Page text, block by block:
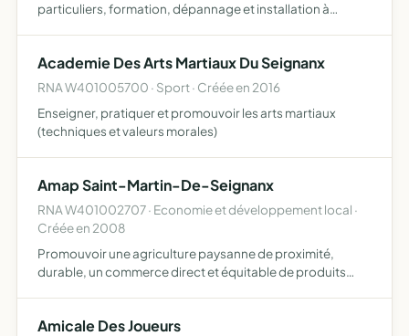
particuliers, formation, dépannage et installation à
Academie Des Arts Martiaux Du Seignanx
RNA W401005700 · Sport · Créée en 2016
Enseigner, pratiquer et promouvoir les arts martiaux
(techniques et valeurs morales)
Amap Saint-Martin-De-Seignanx
RNA W401002707 · Economie et développement local ·
Créée en 2008
Promouvoir une agriculture paysanne de proximité,
durable, un commerce direct et équitable de produits
Amicale Des Joueurs